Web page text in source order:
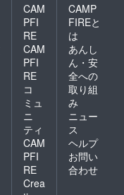
CAM
PFI
RE
CAM
PFI
RE
コ
ミュ
ニ
ティ
CAM
PFI
RE
Crea
CAMP
FIREと
は
あんし
ん・安
全への
取り組
み
ニュー
ス
ヘルプ
お問い
合わせ